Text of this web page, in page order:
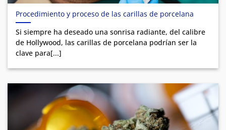
Procedimiento y proceso de las carillas de porcelana
Si siempre ha deseado una sonrisa radiante, del calibre
de Hollywood, las carillas de porcelana podrían ser la
clave para[...]